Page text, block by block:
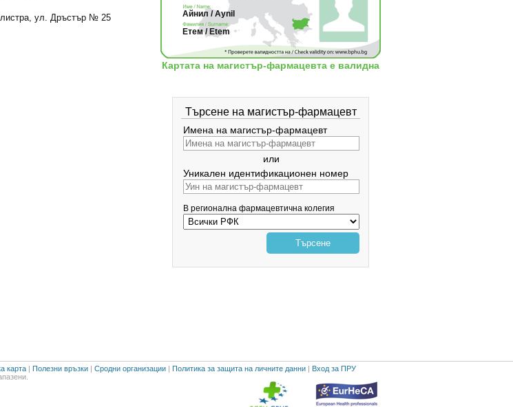
ул. Дръстър № 25
Айнил / Aynil
Етем / Etem
Картата на магистър-фармацевта е валидна
Търсене на магистър-фармацевт
Имена на магистър-фармацевт
или
Уникален идентификационен номер
В регионална фармацевтична колегия
Търсене
карта | Полезни връзки | Сродни организации | Политика за защита на личните данни | Вход за ПРУ